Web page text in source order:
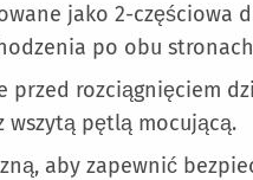
jako 2-częściowa
po obu
przed rozciągnięciem
wszytą pętlą mocującą.
aby zapewnić